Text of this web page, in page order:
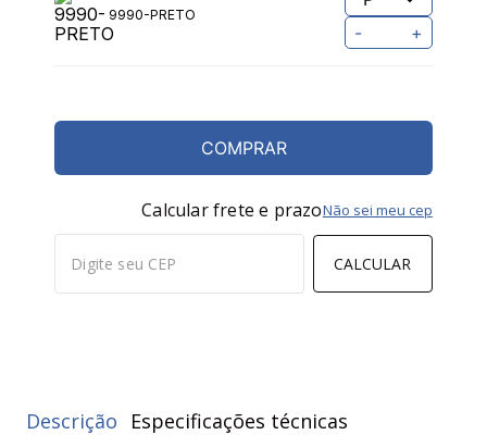
9990-PRETO
- +
COMPRAR
Calcular frete e prazo
CALCULAR
Não sei meu cep
Descrição Especificações técnicas